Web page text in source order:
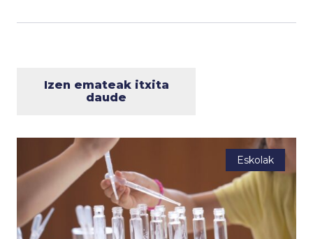
Izen emateak itxita
daude
Eskolak